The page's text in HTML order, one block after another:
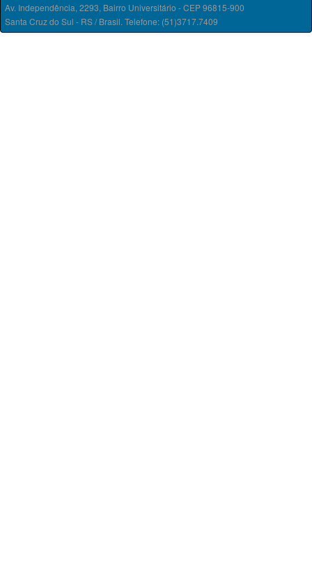
Av. Independência, 2293, Bairro Universitário - CEP 96815-900
Santa Cruz do Sul - RS / Brasil. Telefone: (51)3717.7409